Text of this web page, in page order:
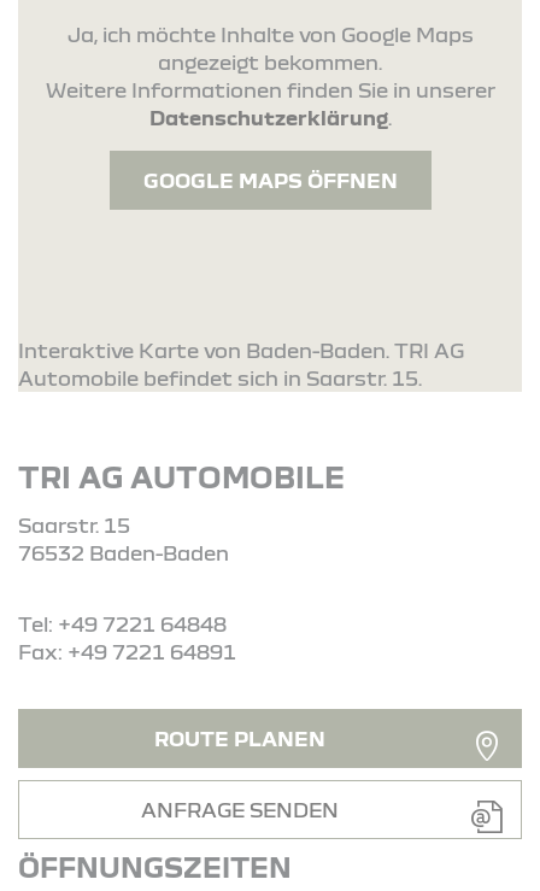
Ja, ich möchte Inhalte von Google Maps
angezeigt bekommen.
Weitere Informationen finden Sie in unserer
Datenschutzerklärung.
GOOGLE MAPS ÖFFNEN
Interaktive Karte von Baden-Baden. TRI AG
Automobile befindet sich in Saarstr. 15.
TRI AG AUTOMOBILE
Saarstr. 15
76532 Baden-Baden
Tel: +49 7221 64848
Fax: +49 7221 64891
ROUTE PLANEN
ANFRAGE SENDEN
ÖFFNUNGSZEITEN